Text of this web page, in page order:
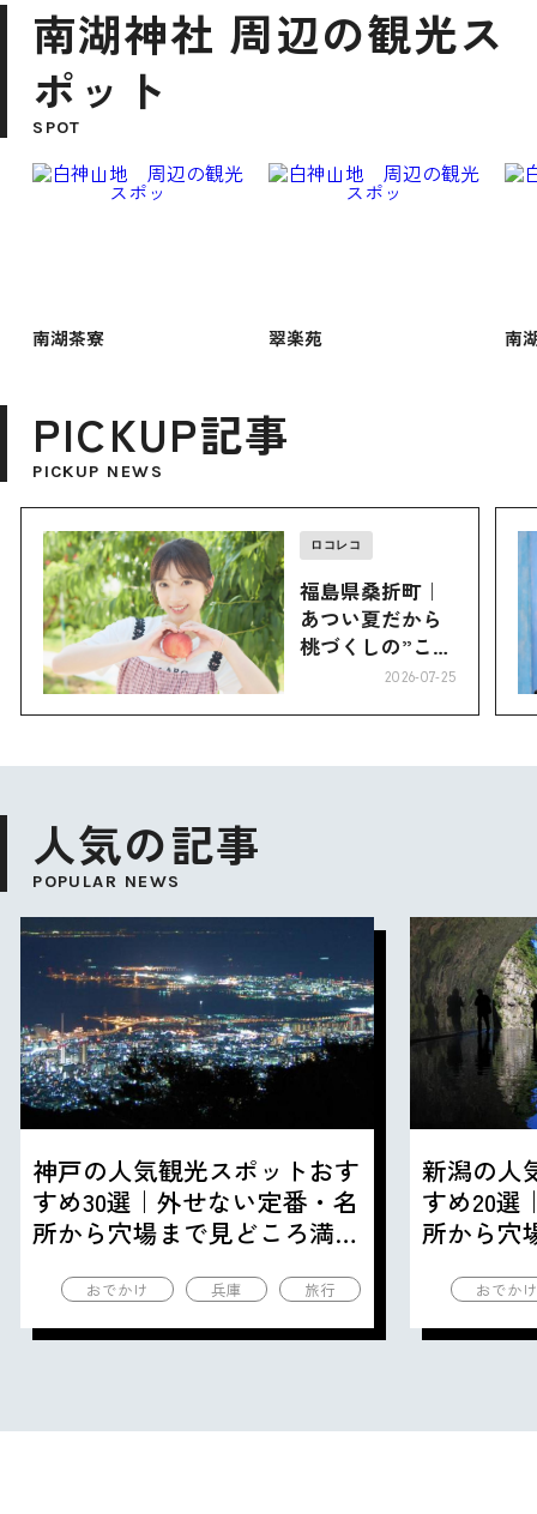
南湖神社 周辺の観光ス
ポット
SPOT
南湖茶寮 翠楽苑 南
PICKUP記事
PICKUP NEWS
ロコレコ
福島県桑折町｜
あつい夏だから
桃づくしの”こお
2026-07-25
人気の記事
POPULAR NEWS
神戸の人気観光スポットおす
すめ30選｜外せない定番・名
所から穴場まで見どころ満載
おでかけ 兵庫 旅行
新潟の人
すめ20選
所から穴
おでか